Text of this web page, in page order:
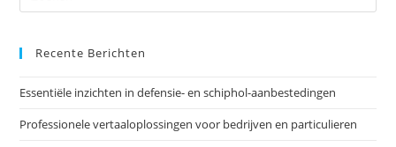
op
Recente Berichten
Essentiële inzichten in defensie- en schiphol-aanbestedingen
Professionele vertaaloplossingen voor bedrijven en particulieren